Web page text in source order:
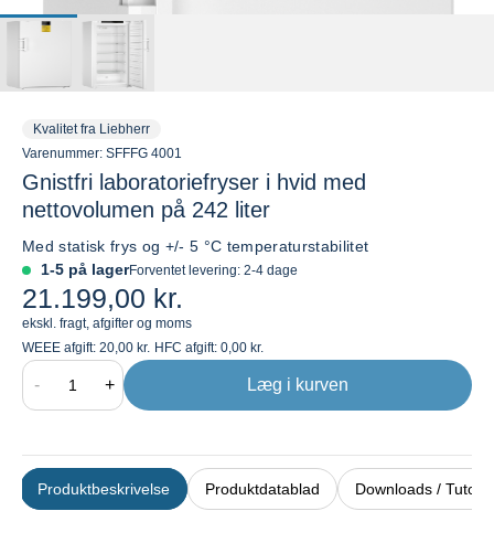
Kvalitet fra Liebherr
Varenummer: SFFFG 4001
Gnistfri laboratoriefryser i hvid med
nettovolumen på 242 liter
Med statisk frys og +/- 5 °C temperaturstabilitet
1-5 på lagerForventet levering: 2-4 dage
21.199,00 kr.
ekskl. fragt, afgifter og moms
WEEE afgift: 20,00 kr. HFC afgift: 0,00 kr.
- + Læg i kurven
Produktbeskrivelse Produktdatablad Downloads /